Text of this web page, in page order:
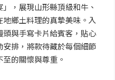
，展現山形縣頂級和牛、
鄉土料理的真摯美味。入
與手寫卡片給賓客，貼心
排，將款待藏於每個細節
的關懷與尊重。